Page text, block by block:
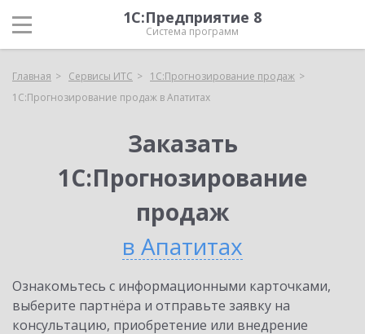
1С:Предприятие 8
Система программ
Главная Сервисы ИТС
1С:Прогнозирование продаж
1С:Прогнозирование продаж в Апатитах
Заказать
1С:Прогнозирование
продаж
в Апатитах
Ознакомьтесь с информационными карточками,
выберите партнёра и отправьте заявку на
консультацию, приобретение или внедрение